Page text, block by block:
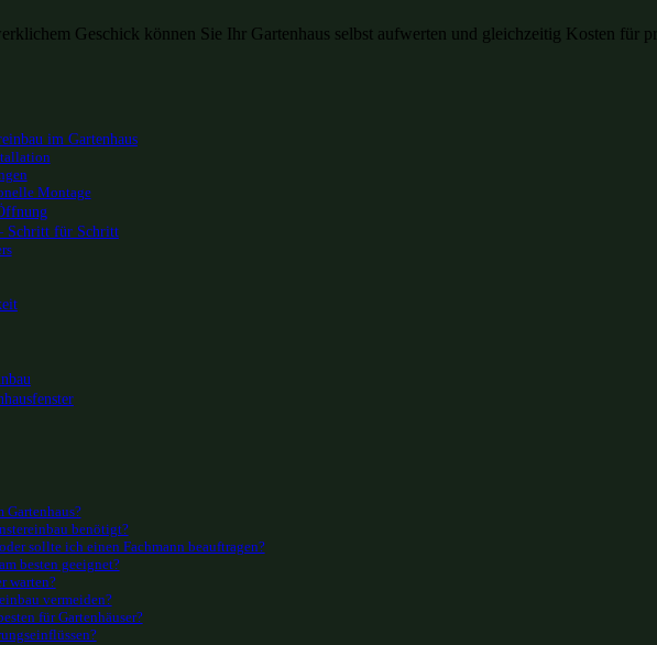
Geschick können Sie Ihr Gartenhaus selbst aufwerten und gleichzeitig Kosten für
im Gartenhaus
Montage
Schritt für Schritt
Gartenhaus?
benötigt?
sollte ich einen Fachmann beauftragen?
besten geeignet?
warten?
vermeiden?
für Gartenhäuser?